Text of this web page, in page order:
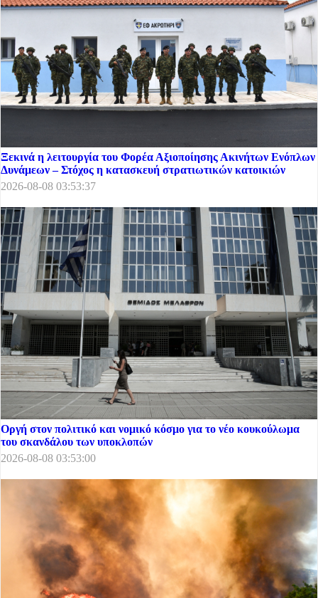
Ξεκινά η λειτουργία του Φορέα Αξιοποίησης Ακινήτων Ενόπλων
Δυνάμεων – Στόχος η κατασκευή στρατιωτικών κατοικιών
2026-08-08 03:53:37
Οργή στον πολιτικό και νομικό κόσμο για το νέο κουκούλωμα
του σκανδάλου των υποκλοπών
2026-08-08 03:53:00